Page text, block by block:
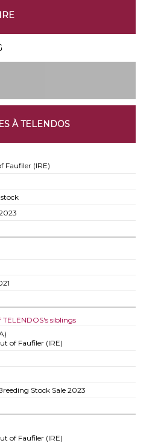
À TELENDOS
Faufiler (IRE)
TELENDOS's siblings
of Faufiler (IRE)
Stock Sale 2023
of Faufiler (IRE)